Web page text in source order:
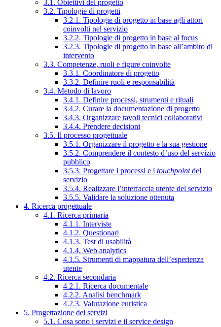
3.1. Obiettivi del progetto
3.2. Tipologie di progetti
3.2.1. Tipologie di progetto in base agli attori
coinvolti nel servizio
3.2.2. Tipologie di progetto in base al focus
3.2.3. Tipologie di progetto in base all’ambito di
intervento
3.3. Competenze, ruoli e figure coinvolte
3.3.1. Coordinatore di progetto
3.3.2. Definire ruoli e responsabilità
3.4. Metodo di lavoro
3.4.1. Definire processi, strumenti e rituali
3.4.2. Curare la documentazione di progetto
3.4.3. Organizzare tavoli tecnici collaborativi
3.4.4. Prendere decisioni
3.5. Il processo progettuale
3.5.1. Organizzare il progetto e la sua gestione
3.5.2. Comprendere il contesto d’uso del servizio
pubblico
3.5.3. Progettare i processi e i touchpointdel
servizio
3.5.4. Realizzare l’interfaccia utente del servizio
3.5.5. Validare la soluzione ottenuta
4. Ricerca progettuale
4.1. Ricerca primaria
4.1.1. Interviste
4.1.2. Questionari
4.1.3. Test di usabilità
4.1.4. Web analytics
4.1.5. Strumenti di mappatura dell’esperienza
utente
4.2. Ricerca secondaria
4.2.1. Ricerca documentale
4.2.2. Analisi benchmark
4.2.3. Valutazione euristica
5. Progettazione dei servizi
5.1. Cosa sono i servizi e il service design